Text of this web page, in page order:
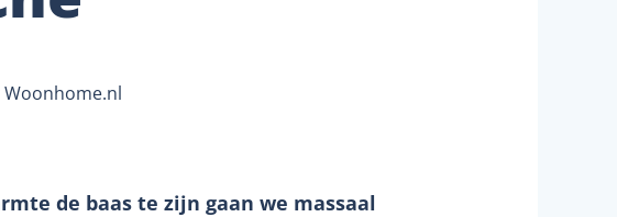
de baas te zijn gaan we massaal